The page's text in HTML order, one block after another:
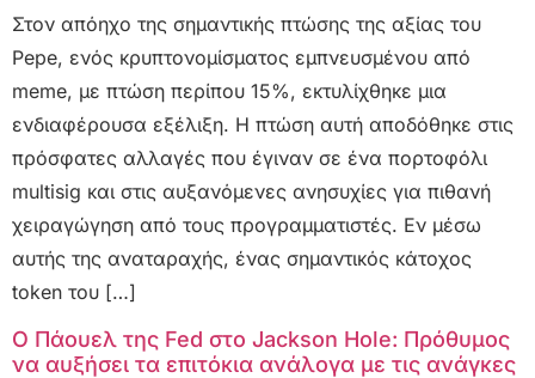
Στον απόηχο της σημαντικής πτώσης της αξίας του
Pepe, ενός κρυπτονομίσματος εμπνευσμένου από
meme, με πτώση περίπου 15%, εκτυλίχθηκε μια
ενδιαφέρουσα εξέλιξη. Η πτώση αυτή αποδόθηκε στις
πρόσφατες αλλαγές που έγιναν σε ένα πορτοφόλι
multisig και στις αυξανόμενες ανησυχίες για πιθανή
χειραγώγηση από τους προγραμματιστές. Εν μέσω
αυτής της αναταραχής, ένας σημαντικός κάτοχος
token του […]
Ο Πάουελ της Fed στο Jackson Hole: Πρόθυμος
να αυξήσει τα επιτόκια ανάλογα με τις ανάγκες